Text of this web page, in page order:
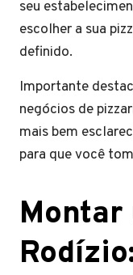
seu
escolher a sua
definido.
Importante
negócios de
mais bem
para que você